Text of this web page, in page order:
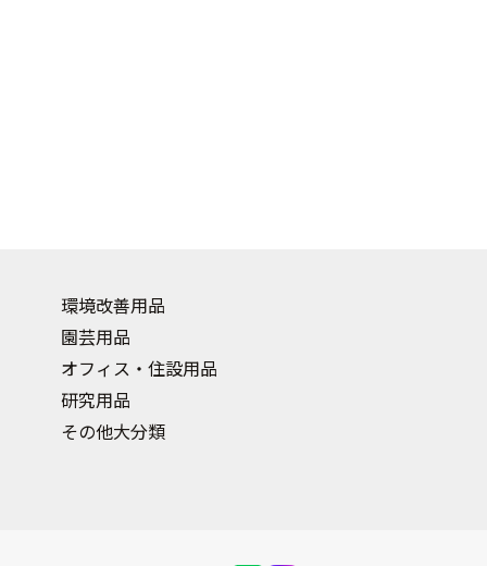
環境改善用品
園芸用品
オフィス・住設用品
研究用品
その他大分類